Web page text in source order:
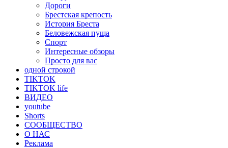
Дороги
Брестская крепость
История Бреста
Беловежская пуща
Спорт
Интересные обзоры
Просто для вас
одной строкой
TIKTOK
TIKTOK life
ВИДЕО
youtube
Shorts
СООБЩЕСТВО
О НАС
Реклама